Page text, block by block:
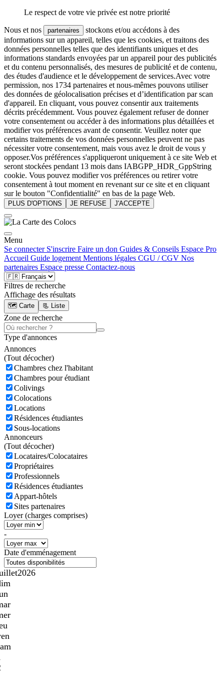
Le respect de votre vie privée est notre priorité
Nous et nos partenaires
stockons et/ou accédons à des
informations sur un appareil, telles que les cookies, et traitons des
données personnelles telles que des identifiants uniques et des
informations standards envoyées par un appareil pour des publicités
et du contenu personnalisés, des mesures de publicité et de contenu,
des études d'audience et le développement de services.Avec votre
permission, nos 1734 partenaires et nous-mêmes pouvons utiliser
des données de géolocalisation précises et d’identification par scan
d'appareil. En cliquant, vous pouvez consentir aux traitements
décrits précédemment. Vous pouvez également refuser de donner
votre consentement ou accéder à des informations plus détaillées et
modifier vos préférences avant de consentir. Veuillez noter que
certains traitements de vos données personnelles peuvent ne pas
nécessiter votre consentement, mais vous avez le droit de vous y
opposer.Vos préférences s'appliqueront uniquement à ce site Web et
seront stockées pendant 13 mois dans IABGPP_HDR_GppString
cookie. Vous pouvez modifier vos préférences ou retirer votre
consentement à tout moment en revenant sur ce site et en cliquant
sur le bouton "Confidentialité" en bas de la page Web.
PLUS D'OPTIONS JE REFUSE J'ACCEPTE
Menu
Se connecter S'inscrire Faire un don Guides & Conseils Espace Pro
Accueil Guide logement Mentions légales CGU / CGV Nos
partenaires Espace presse Contactez-nous
Filtres de recherche
Affichage des résultats
🗺️ Carte 📃 Liste
Zone de recherche
Type d'annonces
Annonces
(Tout décocher)
Chambres chez l'habitant
Chambres pour étudiant
Colivings
Colocations
Locations
Résidences étudiantes
Sous-locations
Annonceurs
(Tout décocher)
Locataires/Colocataires
Propriétaires
Professionnels
Résidences étudiantes
Appart-hôtels
Sites partenaires
Loyer (charges comprises)
-
Date d'emménagement
2026